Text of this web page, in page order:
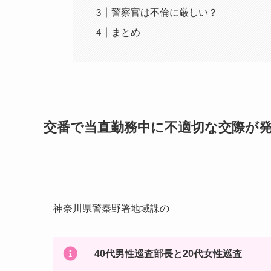
警察官は不倫に厳しい？
まとめ
交番で当直勤務中に不適切な交際が
神奈川県警秦野署地域課の
40代男性巡査部長と20代女性巡査